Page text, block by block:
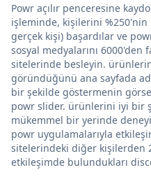
Powr açılır penceresine
işleminde, kişilerini
gerçek kişi) başardılar ve
sosyal medyalarını 6000'den
sitelerinde besleyin.
göründüğünü ana sayfada
bir şekilde göstermenin
powr slider. ürünlerini iyi bir
mükemmel bir yerinde
powr uygulamalarıyla
sitelerindeki diğer kişilerden
etkileşimde bulundukları